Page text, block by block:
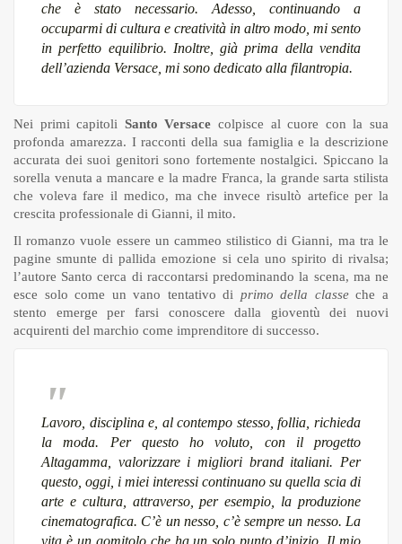
che è stato necessario. Adesso, continuando a
occuparmi di cultura e creatività in altro modo, mi sento
in perfetto equilibrio. Inoltre, già prima della vendita
dell’azienda Versace, mi sono dedicato alla filantropia.
Nei primi capitoli Santo Versace colpisce al cuore con la sua
profonda amarezza. I racconti della sua famiglia e la descrizione
accurata dei suoi genitori sono fortemente nostalgici. Spiccano la
sorella venuta a mancare e la madre Franca, la grande sarta stilista
che voleva fare il medico, ma che invece risultò artefice per la
crescita professionale di Gianni, il mito.
Il romanzo vuole essere un cammeo stilistico di Gianni, ma tra le
pagine smunte di pallida emozione si cela uno spirito di rivalsa;
l’autore Santo cerca di raccontarsi predominando la scena, ma ne
esce solo come un vano tentativo di primo della classeche a
stento emerge per farsi conoscere dalla gioventù dei nuovi
acquirenti del marchio come imprenditore di successo.
Lavoro, disciplina e, al contempo stesso, follia, richieda
la moda. Per questo ho voluto, con il progetto
Altagamma, valorizzare i migliori brand italiani. Per
questo, oggi, i miei interessi continuano su quella scia di
arte e cultura, attraverso, per esempio, la produzione
cinematografica. C’è un nesso, c’è sempre un nesso. La